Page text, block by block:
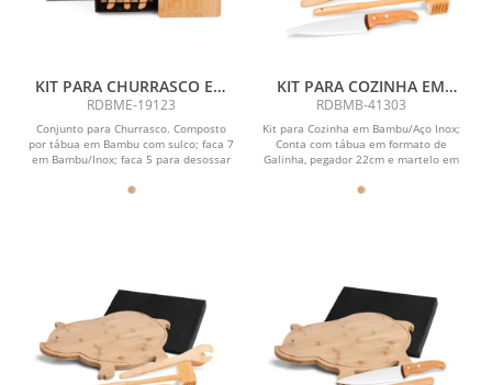
KIT PARA CHURRASCO EM
BAMBU / MADEIRA / INOX -
4 PÇS
RDBME-19123
Conjunto para Churrasco. Composto
por tábua em Bambu com sulco; faca 7
em Bambu/Inox; faca 5 para desossar
KIT PARA COZINHA EM
BAMBU COM TÁBUA
FORMATO GALINHA
RDBMB-41303
Kit para Cozinha em Bambu/Aço Inox;
Conta com tábua em formato de
Galinha, pegador 22cm e martelo em